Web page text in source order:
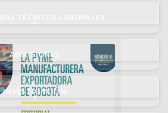
+
ADMISIONES
+
INVESTIGACIÓN
+